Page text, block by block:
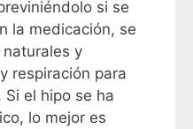
si se
la medicación, se
y
respiración para
el hipo se ha
lo mejor es